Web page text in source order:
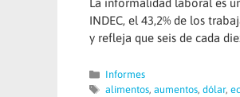
INDEC, el 43,2% de los
y refleja que seis de cada
Categorías
Informes
Etiquetas
alimentos,aumentos,dólar,